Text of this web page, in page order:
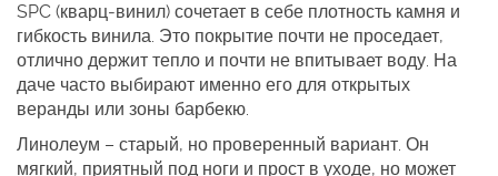
SPC (кварц‑винил) сочетает в себе плотность камня и
гибкость винила. Это покрытие почти не проседает,
отлично держит тепло и почти не впитывает воду. На
даче часто выбирают именно его для открытых
веранды или зоны барбекю.
Линолеум – старый, но проверенный вариант. Он
мягкий, приятный под ноги и прост в уходе, но может